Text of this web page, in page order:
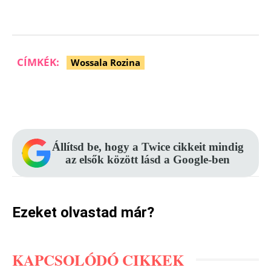
CÍMKÉK: Wossala Rozina
Állítsd be, hogy a Twice cikkeit mindig
az elsők között lásd a Google-ben
Ezeket olvastad már?
KAPCSOLÓDÓ CIKKEK